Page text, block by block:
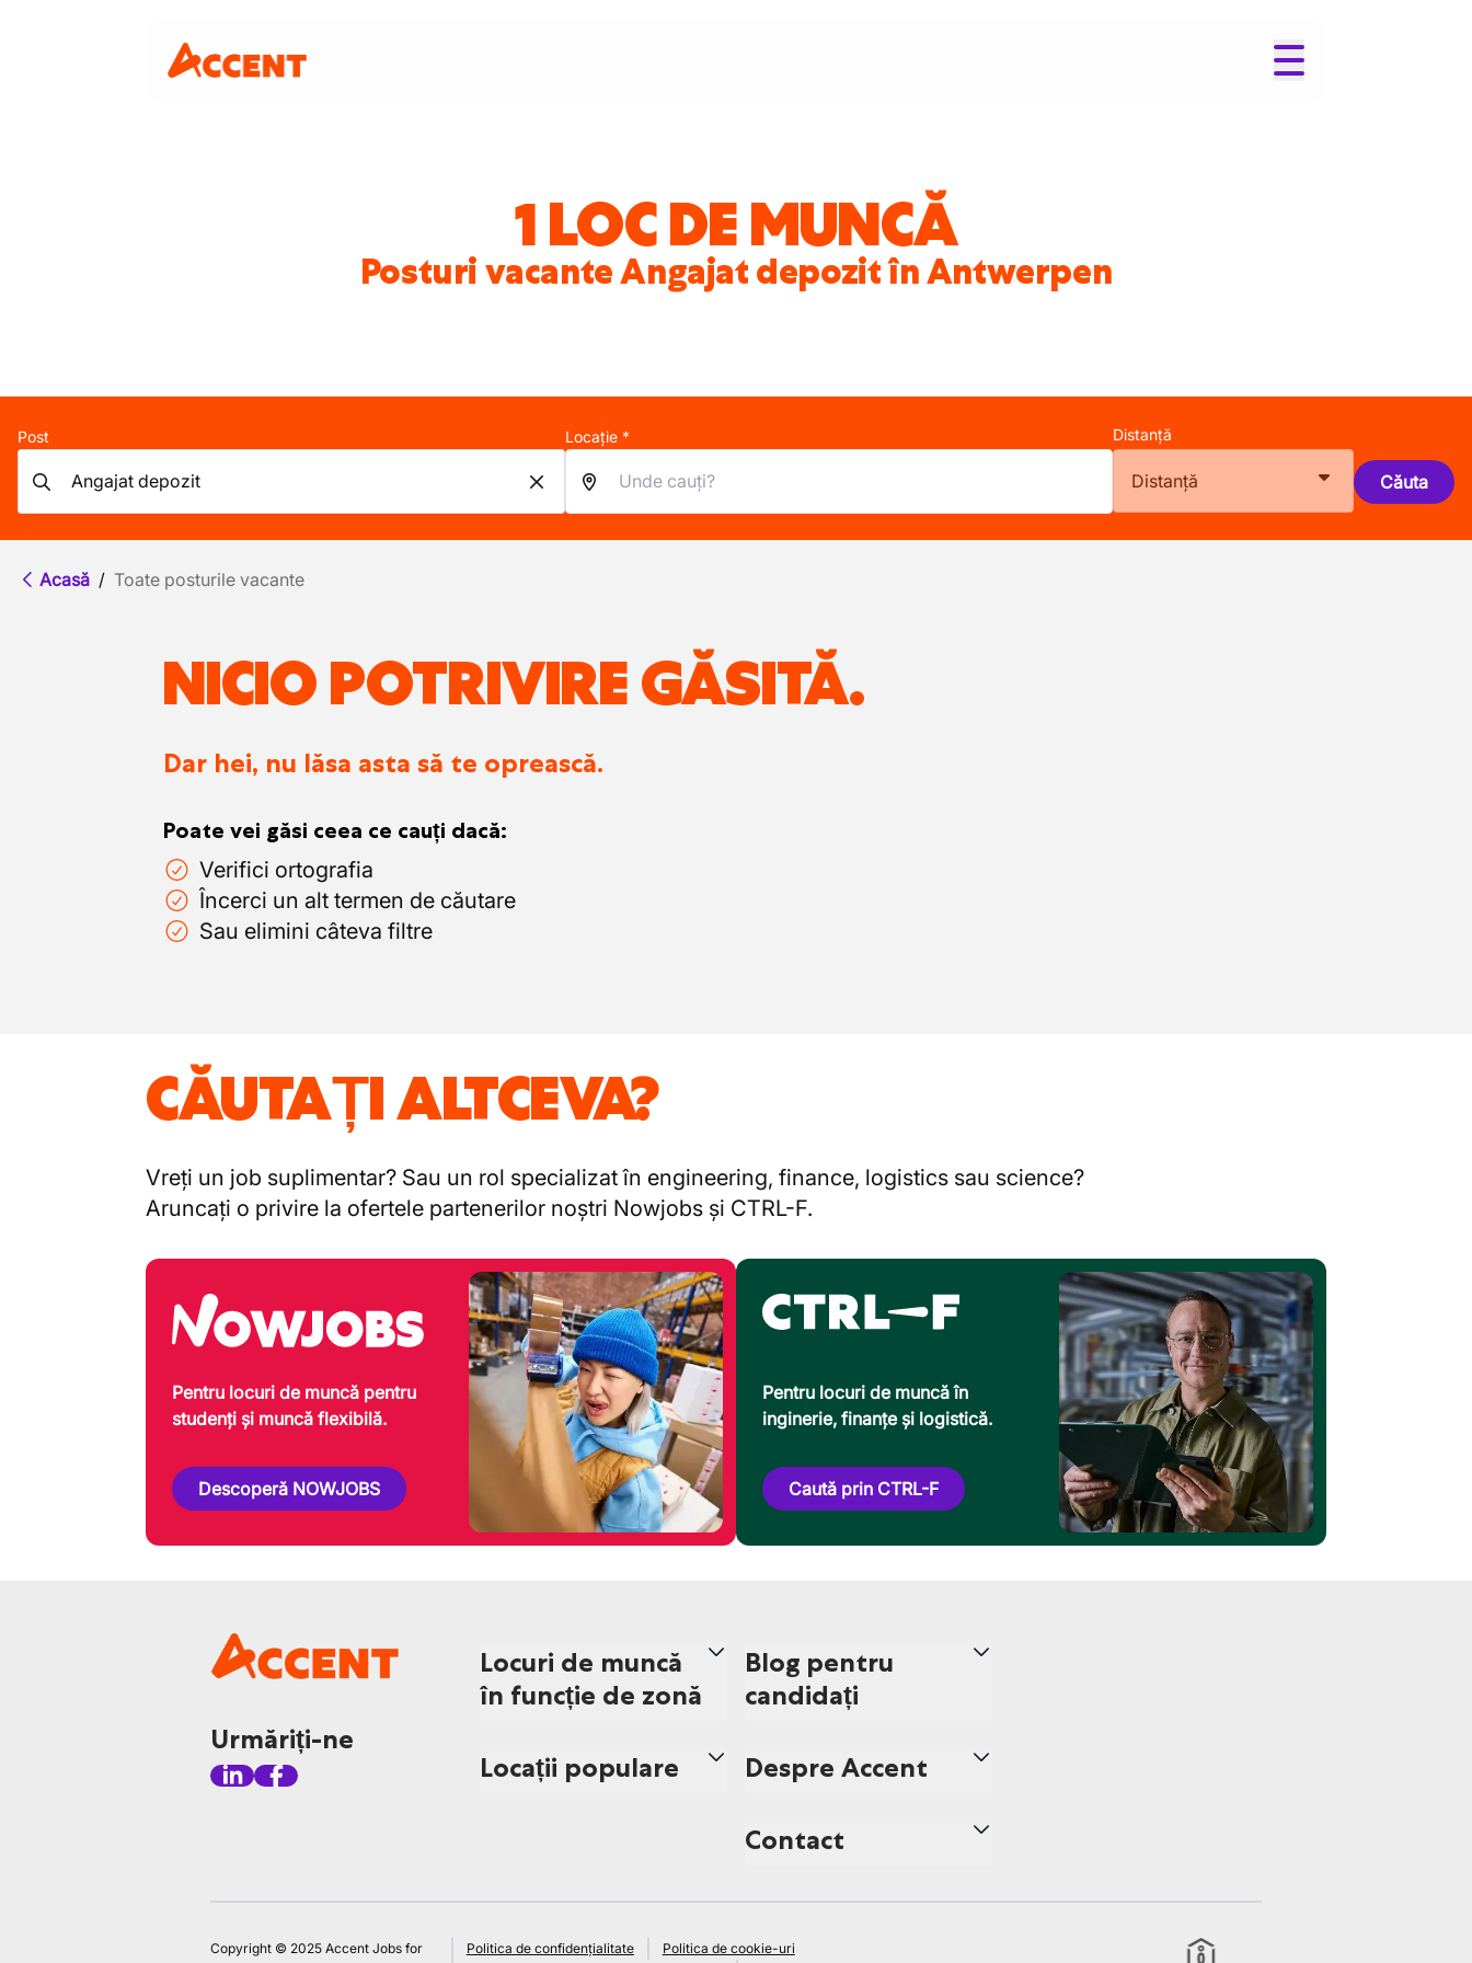
1 LOC DE MUNCĂ
Posturi vacante Angajat depozit în Antwerpen
Post Locație * Distanță
Distanță Căuta
Acasă / Toate posturile vacante
NICIO POTRIVIRE GĂSITĂ.
Dar hei, nu lăsa asta să te oprească.
Poate vei găsi ceea ce cauți dacă:
Verifici ortografia
Încerci un alt termen de căutare
Sau elimini câteva filtre
CĂUTAȚI ALTCEVA?
Vreți un job suplimentar? Sau un rol specializat în engineering, finance, logistics sau science?
Aruncați o privire la ofertele partenerilor noștri Nowjobs și CTRL-F.
Pentru locuri de muncă pentru
studenți și muncă flexibilă.
Descoperă NOWJOBS
Pentru locuri de muncă în
inginerie, finanțe și logistică.
Caută prin CTRL-F
Urmăriți-ne
Locuri de muncă
în funcție de zonă
Locații populare
Blog pentru
candidați
Despre Accent
Contact
Copyright © 2025 Accent Jobs for
Politica de confidențialitate
Politica de cookie-uri